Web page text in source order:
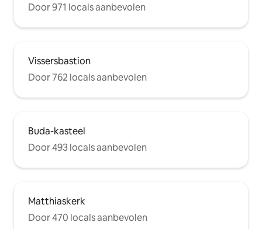
Door 971 locals aanbevolen
Vissersbastion
Door 762 locals aanbevolen
Buda-kasteel
Door 493 locals aanbevolen
Matthiaskerk
Door 470 locals aanbevolen